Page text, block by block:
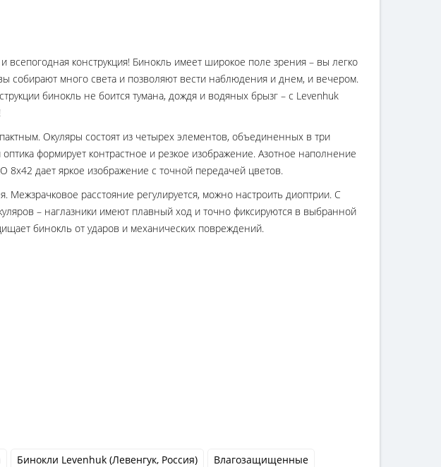
всепогодная конструкция! Бинокль имеет широкое поле зрения – вы легко
собирают много света и позволяют вести наблюдения и днем, и вечером.
бинокль не боится тумана, дождя и водяных брызг – с Levenhuk
Окуляры состоят из четырех элементов, объединенных в три
формирует контрастное и резкое изображение. Азотное наполнение
8x42 дает яркое изображение с точной передачей цветов.
Межзрачковое расстояние регулируется, можно настроить диоптрии. С
– наглазники имеют плавный ход и точно фиксируются в выбранной
бинокль от ударов и механических повреждений.
Бинокли Levenhuk (Левенгук, Россия)
Влагозащищенные